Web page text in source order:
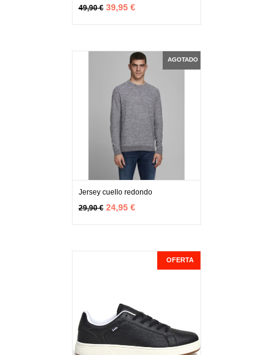
AGOTADO
49,90 € 39,95 €
AGOTADO
AGOTADO
Jersey cuello redondo
29,90 € 24,95 €
OFERTA